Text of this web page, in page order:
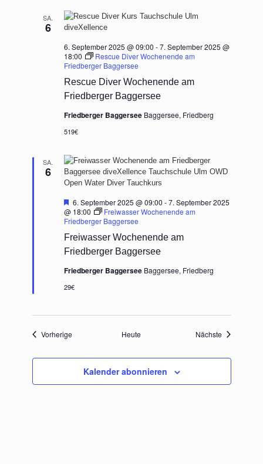
SA.
6
Rescue Diver Wochenende am
Friedberger Baggersee
6. September 2025 @ 09:00 -7. September 2025 @
18:00
Rescue Diver Wochenende am
Friedberger Baggersee
Friedberger Baggersee Baggersee, Friedberg
519€
SA.
6
Freiwasser Wochenende am
Friedberger Baggersee
Hervorgehoben
6. September 2025 @ 09:00 -7. September 2025
@ 18:00
Freiwasser Wochenende am
Friedberger Baggersee
Friedberger Baggersee Baggersee, Friedberg
29€
VorherigeVeranstaltungenHeute Nächste
Kalender abonnieren